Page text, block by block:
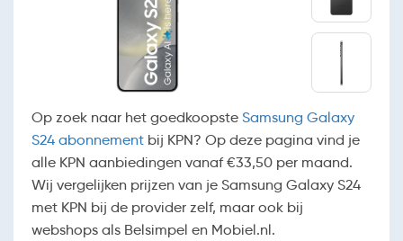
Op zoek naar het goedkoopste Samsung Galaxy
S24 abonnement bij KPN? Op deze pagina vind je
alle KPN aanbiedingen vanaf €33,50 per maand.
Wij vergelijken prijzen van je Samsung Galaxy S24
met KPN bij de provider zelf, maar ook bij
webshops als Belsimpel en Mobiel.nl.